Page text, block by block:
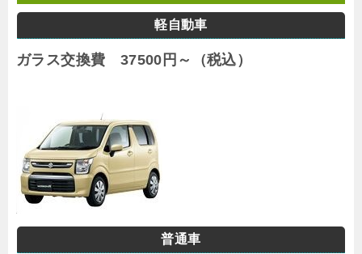
軽自動車
ガラス交換費 37500円～（税込）
普通車